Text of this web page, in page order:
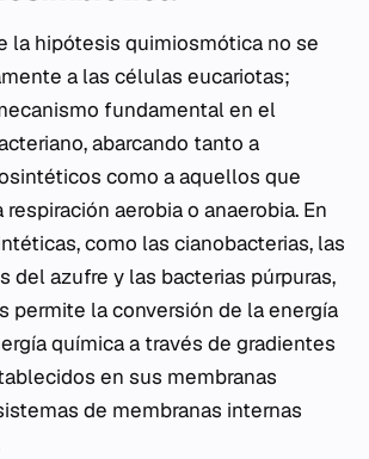
la hipótesis quimiosmótica no se
a las células eucariotas;
fundamental en el
abarcando tanto a
como a aquellos que
aerobia o anaerobia. En
como las cianobacterias, las
del azufre y las bacterias púrpuras,
permite la conversión de la energía
química a través de gradientes
en sus membranas
de membranas internas